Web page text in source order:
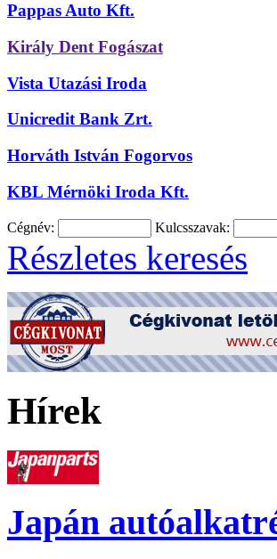
Pappas Auto Kft.
Király Dent Fogászat
Vista Utazási Iroda
Unicredit Bank Zrt.
Horváth István Fogorvos
KBL Mérnöki Iroda Kft.
Cégnév: Kulcsszavak:
Részletes keresés
Hírek
Japán